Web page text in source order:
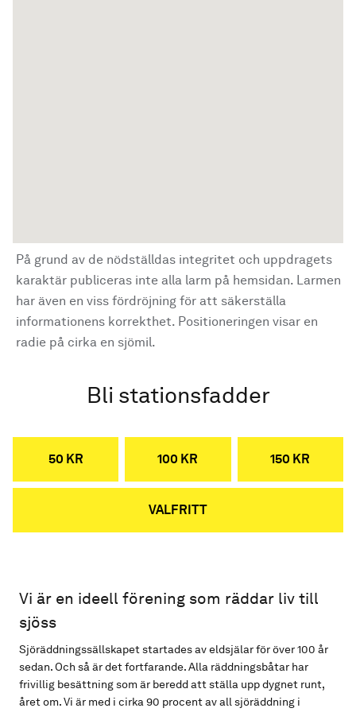
På grund av de nödställdas integritet och uppdragets
karaktär publiceras inte alla larm på hemsidan. Larmen
har även en viss fördröjning för att säkerställa
informationens korrekthet. Positioneringen visar en
radie på cirka en sjömil.
Bli stationsfadder
50 KR 100 KR 150 KR
VALFRITT
Vi är en ideell förening som räddar liv till
sjöss
Sjöräddningssällskapet startades av eldsjälar för över 100 år
sedan. Och så är det fortfarande. Alla räddningsbåtar har
frivillig besättning som är beredd att ställa upp dygnet runt,
året om. Vi är med i cirka 90 procent av all sjöräddning i